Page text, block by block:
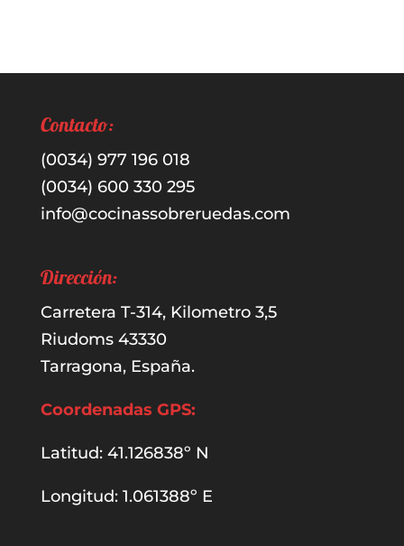
Contacto:
(0034) 977 196 018
(0034) 600 330 295
info@cocinassobreruedas.com
Dirección:
Carretera T-314, Kilometro 3,5
Riudoms 43330
Tarragona, España.
Coordenadas GPS:
Latitud: 41.126838º N
Longitud: 1.061388º E